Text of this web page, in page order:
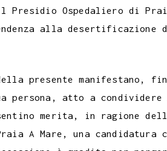
Ospedaliero di
alla
presente manifestano,
persona, atto a condividere
merita, in ragione
A Mare, una candidatura